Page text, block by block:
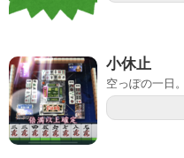
小休止
空っぽの一日。